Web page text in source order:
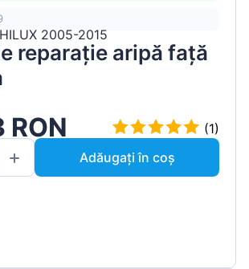
2005-2015
reparație aripă față
RON
(1)
Adăugați în coș